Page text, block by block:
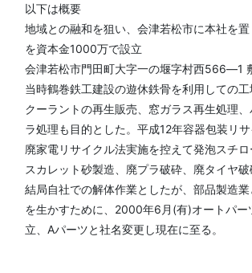
以下は概要
地域との融和を狙い、会津若松市に本社を
を資本金1000万で設立
会津若松市門田町大字一の堰字村西566―1
当時鶴巻鉄工建設の遊休鉄骨を利用しての工
クーラントの再生販売、窓ガラス再生処理
ラ処理も目的とした。平成12年容器包装リ
廃家電リサイクル法実施を控えて発泡スチ
スカレット砂製造、廃プラ破砕、廃タイヤ破
結局自社での解体作業としたが、部品製造
を生かすために、2000年6月(有)オートパー
立、Aパーツと社名変更し現在に至る。